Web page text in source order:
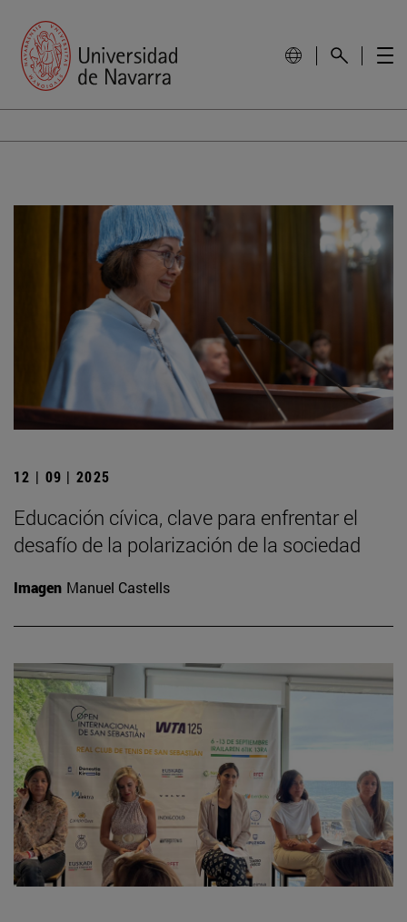
12 | 09 | 2025
Educación cívica, clave para enfrentar el
desafío de la polarización de la sociedad
Imagen Manuel Castells